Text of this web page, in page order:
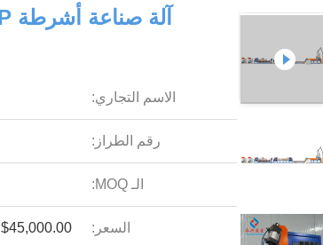
الاسم التجاري:
رقم الطراز:
الـ MOQ:
السعر: $45,000.00 - $50,000.00/sets, negotiable